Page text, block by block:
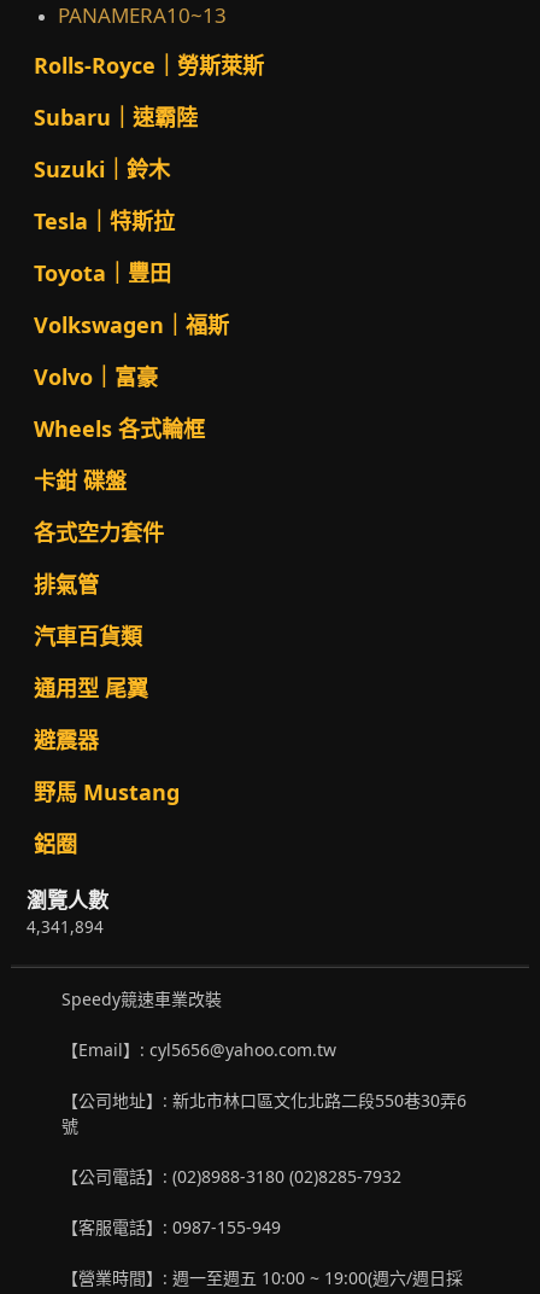
PANAMERA10~13
Rolls-Royce｜勞斯萊斯
Subaru｜速霸陸
Suzuki｜鈴木
Tesla｜特斯拉
Toyota｜豐田
Volkswagen｜福斯
Volvo｜富豪
Wheels 各式輪框
卡鉗 碟盤
各式空力套件
排氣管
汽車百貨類
通用型 尾翼
避震器
野馬 Mustang
鋁圈
瀏覽人數
4,341,894
Speedy競速車業改裝
【Email】: cyl5656@yahoo.com.tw
【公司地址】: 新北市林口區文化北路二段550巷30弄6
號
【公司電話】: (02)8988-3180 (02)8285-7932
【客服電話】: 0987-155-949
【營業時間】: 週一至週五 10:00 ~ 19:00(週六/週日採